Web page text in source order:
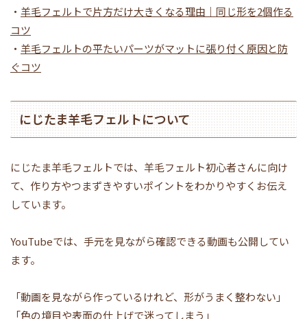
・ 羊毛フェルトで片方だけ大きくなる理由｜同じ形を2個作る
コツ
・ 羊毛フェルトの平たいパーツがマットに張り付く原因と防
ぐコツ
にじたま羊毛フェルトについて
にじたま羊毛フェルトでは、羊毛フェルト初心者さんに向け
て、作り方やつまずきやすいポイントをわかりやすくお伝え
しています。
YouTubeでは、手元を見ながら確認できる動画も公開してい
ます。
「動画を見ながら作っているけれど、形がうまく整わない」
「色の境目や表面の仕上げで迷ってしまう」